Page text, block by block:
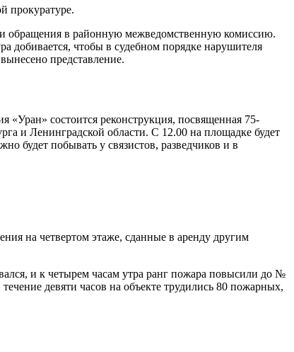
прокуратуре.
обращения в районную межведомственную комиссию.
добивается, чтобы в судебном порядке нарушителя
представление.
«Уран» состоится реконструкция, посвященная 75-
и Ленинградской области. С 12.00 на площадке будет
будет побывать у связистов, разведчиков и в
на четвертом этаже, сданные в аренду другим
и к четырем часам утра ранг пожара повысили до №
девяти часов на объекте трудились 80 пожарных,